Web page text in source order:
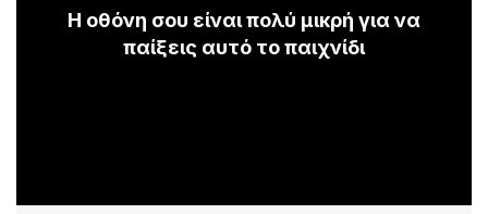
Η οθόνη σου είναι πολύ μικρή για να
παίξεις αυτό το παιχνίδι